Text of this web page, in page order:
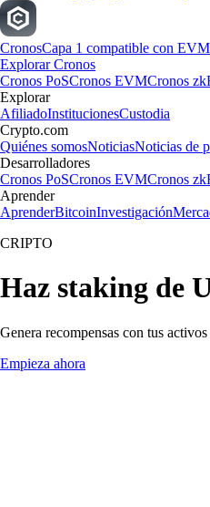
CronosCapa 1 compatible con EVM
Explorar Cronos
Cronos PoSCronos EVMCronos
Explorar
AfiliadoInstitucionesCustodia
Crypto.com
Quiénes somosNoticiasNoticias de
Desarrolladores
Cronos PoSCronos EVMCronos
Aprender
AprenderBitcoinInvestigación
CRIPTO
Haz staking de
Genera recompensas con tus
Empieza ahora